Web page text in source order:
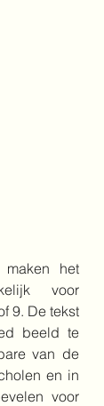
het
voor
9. De tekst
beeld te
van de
en in
voor